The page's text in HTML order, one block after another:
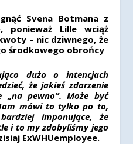
Svena Botmana z
ponieważ Lille wciąż
– nic dziwnego, że
środkowego obrońcy
dużo o intencjach
że jakieś zdarzenie
„na pewno”. Może być
mówi to tylko po to,
imponujące, że
i to my zdobyliśmy jego
ExWHUemployee.